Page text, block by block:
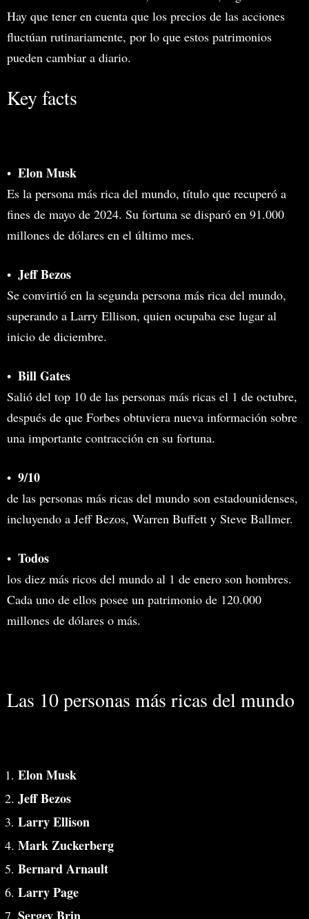
Hay que tener en cuenta que los precios de las acciones
fluctúan rutinariamente, por lo que estos patrimonios
pueden cambiar a diario.
Key facts
Elon Musk
Es la persona más rica del mundo, título que recuperó a
fines de mayo de 2024. Su fortuna se disparó en 91.000
millones de dólares en el último mes.
Jeff Bezos
Se convirtió en la segunda persona más rica del mundo,
superando a Larry Ellison, quien ocupaba ese lugar al
inicio de diciembre.
Bill Gates
Salió del top 10 de las personas más ricas el 1 de octubre,
después de que Forbes obtuviera nueva información sobre
una importante contracción en su fortuna.
9/10
de las personas más ricas del mundo son estadounidenses,
incluyendo a Jeff Bezos, Warren Buffett y Steve Ballmer.
Todos
los diez más ricos del mundo al 1 de enero son hombres.
Cada uno de ellos posee un patrimonio de 120.000
millones de dólares o más.
Las 10 personas más ricas del mundo
Elon Musk
Jeff Bezos
Larry Ellison
Mark Zuckerberg
Bernard Arnault
Larry Page